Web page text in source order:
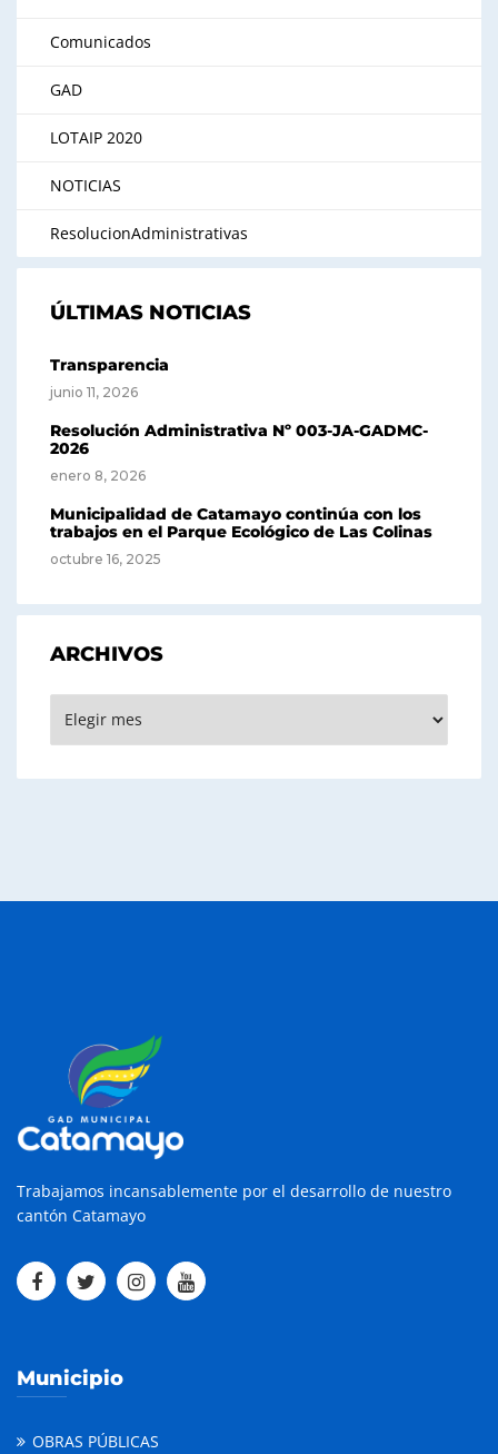
Comunicados
GAD
LOTAIP 2020
NOTICIAS
ResolucionAdministrativas
ÚLTIMAS NOTICIAS
Transparencia
junio 11, 2026
Resolución Administrativa Nº 003-JA-GADMC-
2026
enero 8, 2026
Municipalidad de Catamayo continúa con los
trabajos en el Parque Ecológico de Las Colinas
octubre 16, 2025
ARCHIVOS
Trabajamos incansablemente por el desarrollo de nuestro
cantón Catamayo
Municipio
OBRAS PÚBLICAS